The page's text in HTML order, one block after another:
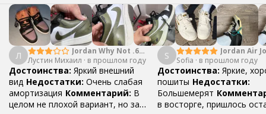
Л
Jordan Why Not .6
"Bright Crimson" PF
Лустин Михаил · в прошлом году
Достоинства: Яркий внешний
вид Недостатки: Очень слабая
амортизация Комментарий: В
целом не плохой вариант, но за
S
Jordan Air
Mid SE
Sofia · в прошлом году
Достоинства: Яркие,
пошиты Недостатки:
Большемерят
в восторге, пришлось